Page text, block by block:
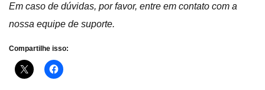
Em caso de dúvidas, por favor, entre em contato com a
nossa equipe de suporte.
Compartilhe isso: